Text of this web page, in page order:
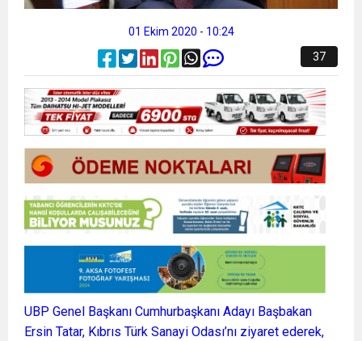
01 Ekim 2020 - 10:24
37
UBP Genel Başkanı Cumhurbaşkanı Adayı Başbakan
Ersin Tatar, Kıbrıs Türk Sanayi Odası’nı ziyaret ederek,